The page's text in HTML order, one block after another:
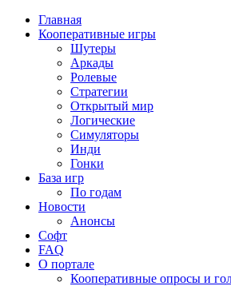
Главная
Кооперативные игры
Шутеры
Аркады
Ролевые
Стратегии
Открытый мир
Логические
Симуляторы
Инди
Гонки
База игр
По годам
Новости
Анонсы
Софт
FAQ
О портале
Кооперативные опросы и